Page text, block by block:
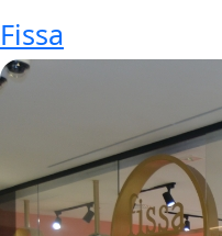
Fissa